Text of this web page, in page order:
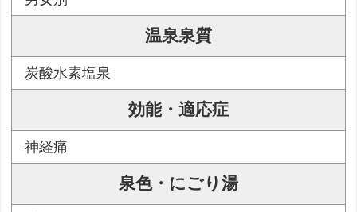
温泉泉質
炭酸水素塩泉
効能・適応症
神経痛
泉色・にごり湯